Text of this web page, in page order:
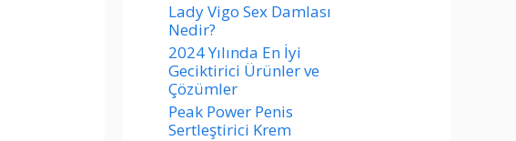
Lady Vigo Sex Damlası
Nedir?
2024 Yılında En İyi
Geciktirici Ürünler ve
Çözümler
Peak Power Penis
Sertleştirici Krem